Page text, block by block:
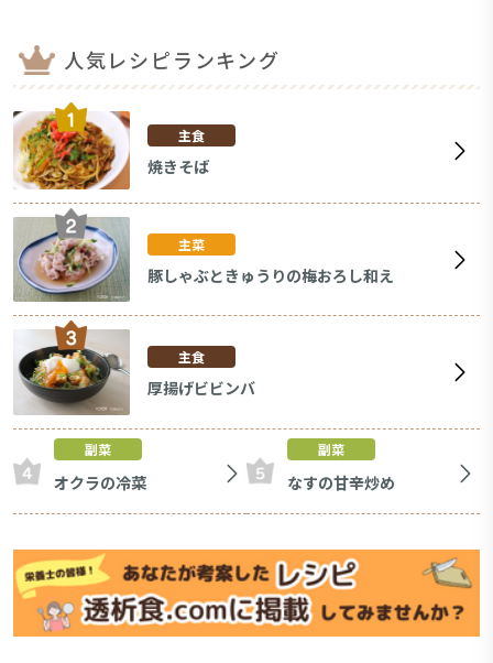
人気レシピランキング
主食
焼きそば
主菜
豚しゃぶときゅうりの梅おろし和え
主食
厚揚げビビンバ
副菜
オクラの冷菜
副菜
なすの甘辛炒め